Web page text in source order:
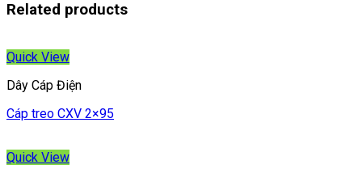
Related products
Quick View
Dây Cáp Điện
Cáp treo CXV 2×95
Quick View